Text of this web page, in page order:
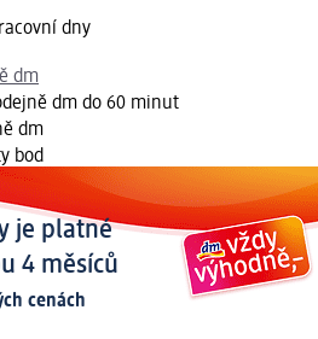
dny
dm
dm do 60 minut
dm
bod
je platné
4 měsíců
cenách